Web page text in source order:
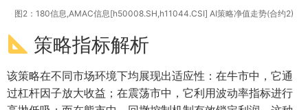
图2：180信息,AMAC信息[h50008.SH,h11044.CSI] AI策略净值走势(合约2)
策略指标解析
该策略在不同市场环境下均展现出适应性：在牛市中，它通
过杠杆因子放大收益；在震荡市中，它利用波动率指标进行